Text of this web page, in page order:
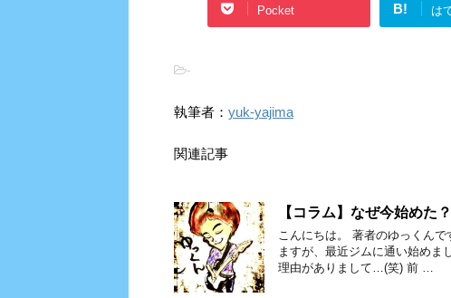
Pocket B! は
-
執筆者： yuk-yajima
関連記事
【コラム】なぜ今始めた
こんにちは。 著者のゆっくん
ますが、最近ジムに通い始めま
理由がありまして…(笑) 前 …